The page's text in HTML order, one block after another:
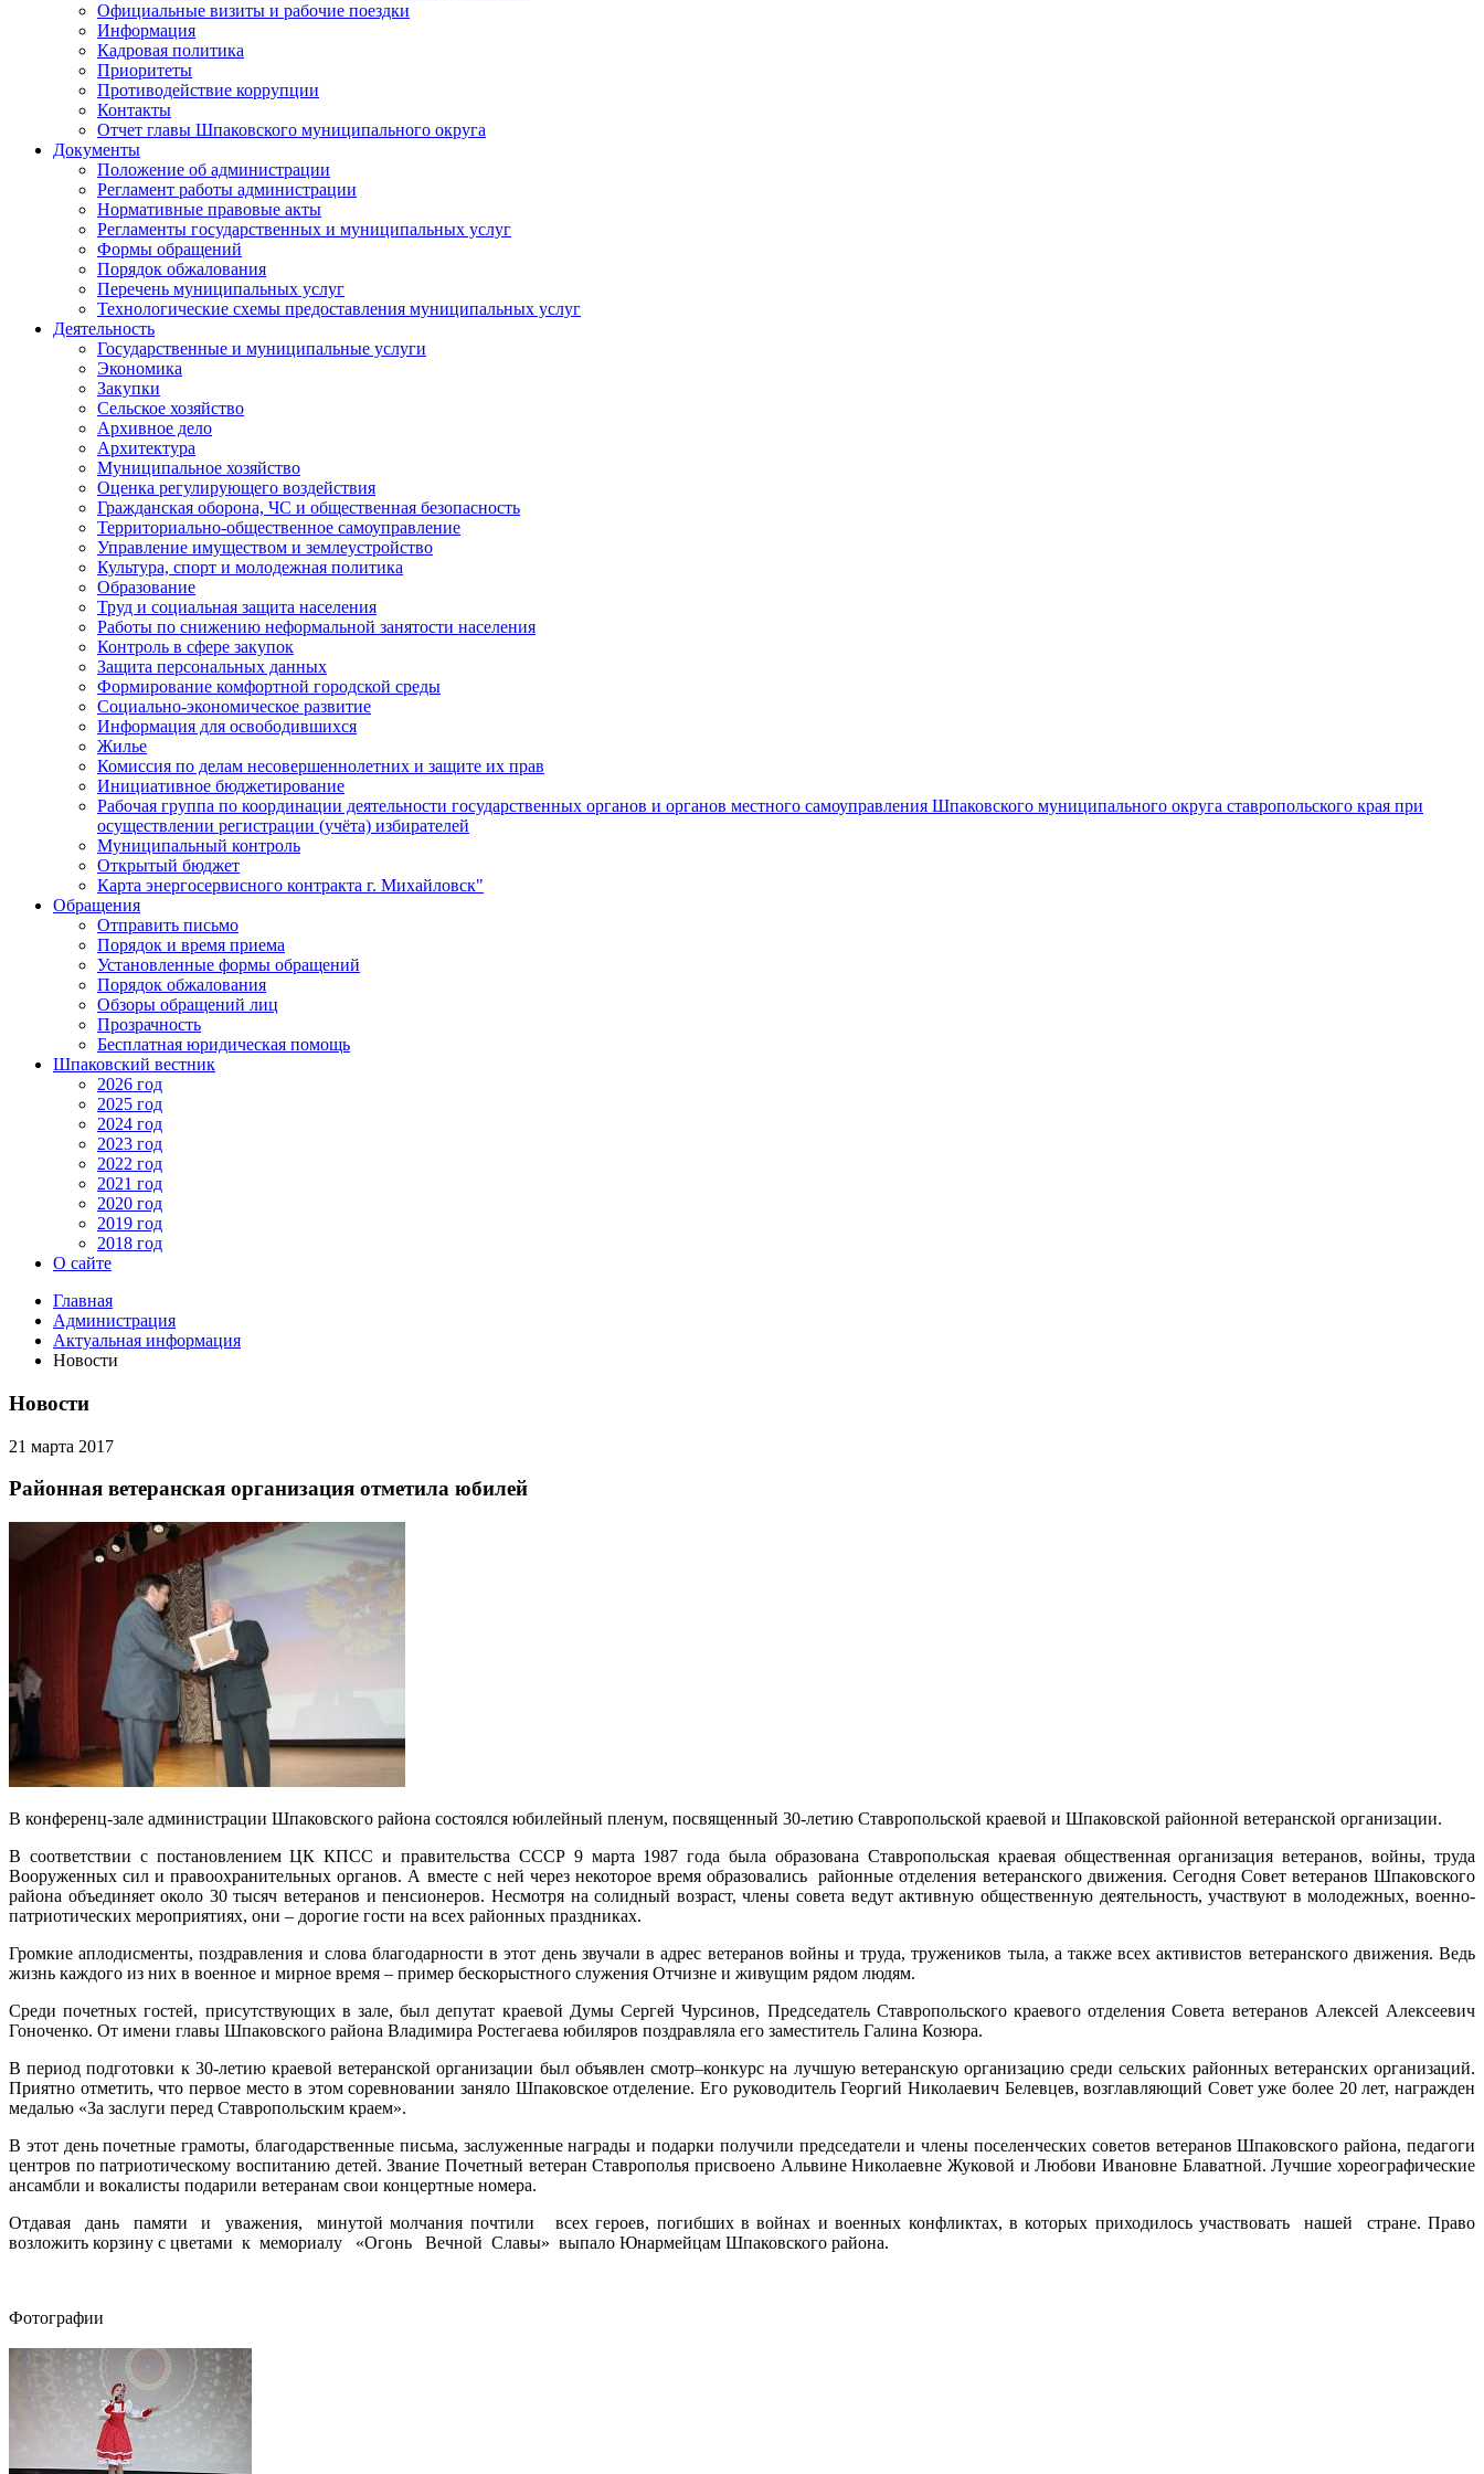
Официальные визиты и рабочие поездки
Информация
Кадровая политика
Приоритеты
Противодействие коррупции
Контакты
Отчет главы Шпаковского муниципального округа
Документы
Положение об администрации
Регламент работы администрации
Нормативные правовые акты
Регламенты государственных и муниципальных услуг
Формы обращений
Порядок обжалования
Перечень муниципальных услуг
Технологические схемы предоставления муниципальных услуг
Деятельность
Государственные и муниципальные услуги
Экономика
Закупки
Сельское хозяйство
Архивное дело
Архитектура
Муниципальное хозяйство
Оценка регулирующего воздействия
Гражданская оборона, ЧС и общественная безопасность
Территориально-общественное самоуправление
Управление имуществом и землеустройство
Культура, спорт и молодежная политика
Образование
Труд и социальная защита населения
Работы по снижению неформальной занятости населения
Контроль в сфере закупок
Защита персональных данных
Формирование комфортной городской среды
Социально-экономическое развитие
Информация для освободившихся
Жилье
Комиссия по делам несовершеннолетних и защите их прав
Инициативное бюджетирование
Рабочая группа по координации деятельности государственных органов и органов местного самоуправления Шпаковского муниципального округа ставропольского края при
осуществлении регистрации (учёта) избирателей
Муниципальный контроль
Открытый бюджет
Карта энергосервисного контракта г. Михайловск"
Обращения
Отправить письмо
Порядок и время приема
Установленные формы обращений
Порядок обжалования
Обзоры обращений лиц
Прозрачность
Бесплатная юридическая помощь
Шпаковский вестник
2026 год
2025 год
2024 год
2023 год
2022 год
2021 год
2020 год
2019 год
2018 год
О сайте
Главная
Администрация
Актуальная информация
Новости
Новости
21 марта 2017
Районная ветеранская организация отметила юбилей
В конференц-зале администрации Шпаковского района состоялся юбилейный пленум, посвященный 30-летию Ставропольской краевой и Шпаковской районной ветеранской организации.
В соответствии с постановлением ЦК КПСС и правительства СССР 9 марта 1987 года была образована Ставропольская краевая общественная организация ветеранов, войны, труда
Вооруженных сил и правоохранительных органов. А вместе с ней через некоторое время образовались районные отделения ветеранского движения. Сегодня Совет ветеранов Шпаковского
района объединяет около 30 тысяч ветеранов и пенсионеров. Несмотря на солидный возраст, члены совета ведут активную общественную деятельность, участвуют в молодежных, военно-
патриотических мероприятиях, они – дорогие гости на всех районных праздниках.
Громкие аплодисменты, поздравления и слова благодарности в этот день звучали в адрес ветеранов войны и труда, тружеников тыла, а также всех активистов ветеранского движения. Ведь
жизнь каждого из них в военное и мирное время – пример бескорыстного служения Отчизне и живущим рядом людям.
Среди почетных гостей, присутствующих в зале, был депутат краевой Думы Сергей Чурсинов, Председатель Ставропольского краевого отделения Совета ветеранов Алексей Алексеевич
Гоноченко. От имени главы Шпаковского района Владимира Ростегаева юбиляров поздравляла его заместитель Галина Козюра.
В период подготовки к 30-летию краевой ветеранской организации был объявлен смотр–конкурс на лучшую ветеранскую организацию среди сельских районных ветеранских организаций.
Приятно отметить, что первое место в этом соревновании заняло Шпаковское отделение. Его руководитель Георгий Николаевич Белевцев, возглавляющий Совет уже более 20 лет, награжден
медалью «За заслуги перед Ставропольским краем».
В этот день почетные грамоты, благодарственные письма, заслуженные награды и подарки получили председатели и члены поселенческих советов ветеранов Шпаковского района, педагоги
центров по патриотическому воспитанию детей. Звание Почетный ветеран Ставрополья присвоено Альвине Николаевне Жуковой и Любови Ивановне Блаватной. Лучшие хореографические
ансамбли и вокалисты подарили ветеранам свои концертные номера.
Отдавая дань памяти и уважения, минутой молчания почтили всех героев, погибших в войнах и военных конфликтах, в которых приходилось участвовать нашей стране. Право
возложить корзину с цветами к мемориалу «Огонь Вечной Славы» выпало Юнармейцам Шпаковского района.
Фотографии